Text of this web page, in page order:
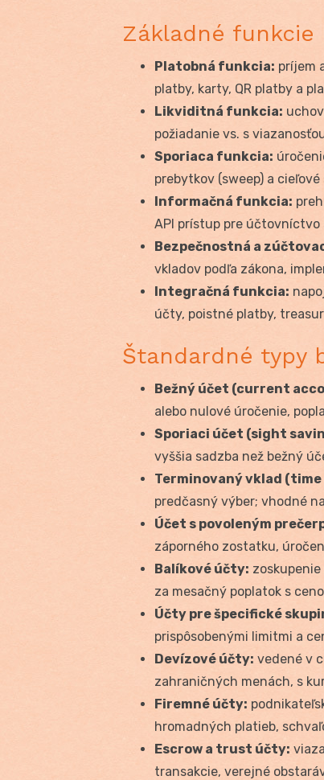
Základné funkcie
Platobná funkcia: príjem
platby, karty, QR platby a
Likviditná funkcia:
požiadanie vs. s
Sporiaca funkcia:
prebytkov (sweep) a cieľové
Informačná funkcia:
API prístup pre účtovníctvo
Bezpečnostná a
vkladov podľa zákona,
Integračná funkcia:
účty, poistné platby,
Štandardné typy
Bežný účet (current
alebo nulové úročenie,
Sporiaci účet (sight
vyššia sadzba než bežný
Terminovaný vklad
predčasný výber; vhodné
Účet s povoleným
záporného zostatku,
Balíkové účty:
za mesačný poplatok s
Účty pre špecifické
prispôsobenými limitmi a
Devízové účty: vedené v
zahraničných menách, s
Firemné účty:
hromadných platieb,
Escrow a trust účty:
transakcie, verejné